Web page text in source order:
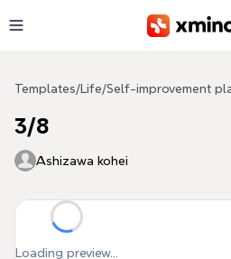
Templates/ Life/Self-improvement
3/8
Ashizawa kohei
Loading preview...